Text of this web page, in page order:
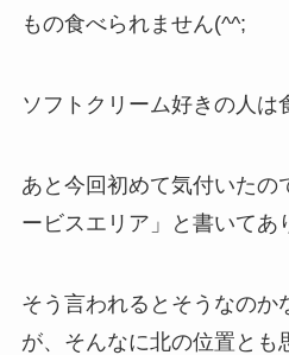
もの食べられません(^^;
ソフトクリーム好きの人は
あと今回初めて気付いたの
ービスエリア」と書いてあ
そう言われるとそうなのか
が、そんなに北の位置とも